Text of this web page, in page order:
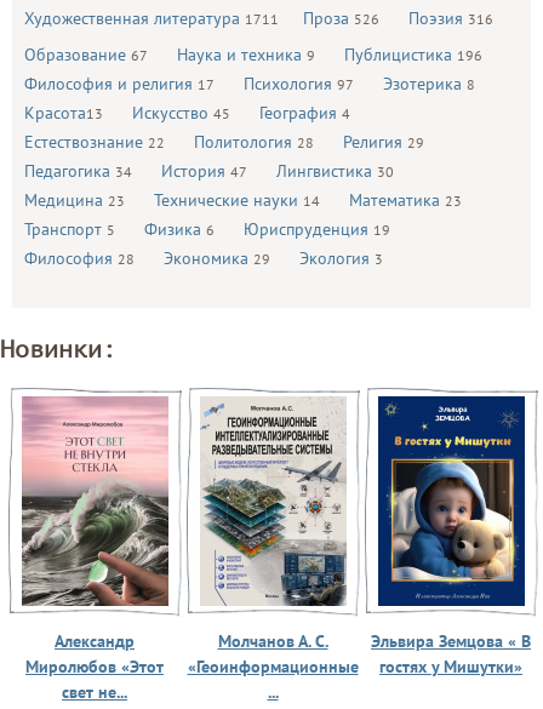
Художественная литература 1711 Проза 526 Поэзия 316
Образование 67 Наука и техника 9 Публицистика 196
Философия и религия 17 Психология 97 Эзотерика 8
Красота13 Искусство 45 География 4
Естествознание 22 Политология 28 Религия 29
Педагогика 34 История 47 Лингвистика 30
Медицина 23 Технические науки 14 Математика 23
Транспорт 5 Физика 6 Юриспруденция 19
Философия 28 Экономика 29 Экология 3
Новинки:
Александр
Миролюбов «Этот
свет не...
Молчанов А. С.
«Геоинформационные
...
Эльвира Земцова « В
гостях у Мишутки»